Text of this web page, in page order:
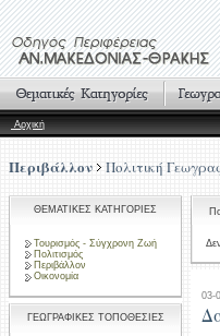
Αρχική
Περιβάλλον Πολιτική
ΘΕΜΑΤΙΚΕΣ ΚΑΤΗΓΟΡΙΕΣ
Τουρισμός - Σύγχρονη Ζωή
Πολιτισμός
Περιβάλλον
Οικονομία
ΓΕΩΓΡΑΦΙΚΕΣ ΤΟΠΟΘΕΣΙΕΣ
03-